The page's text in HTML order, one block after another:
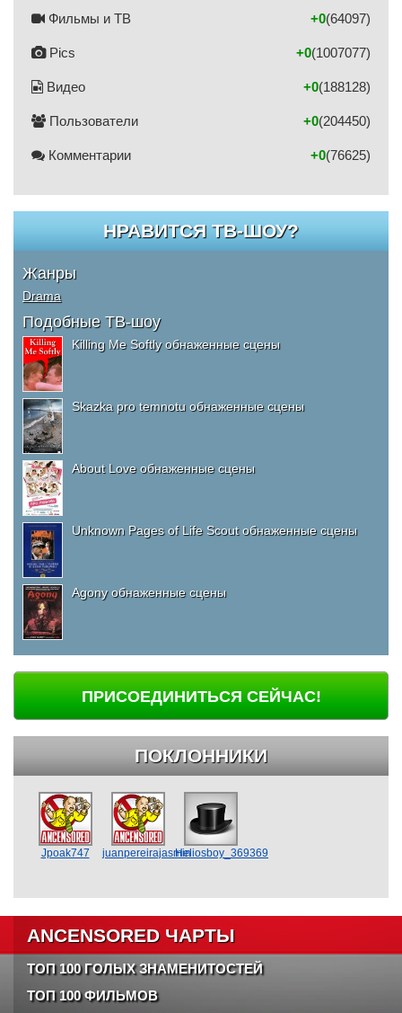
Фильмы и ТВ (64097)
+0
Pics (1007077)
+0
Видео (188128)
+0
Пользователи (204450)
+0
Комментарии (76625)
+0
НРАВИТСЯ ТВ-ШОУ?
Жанры
Drama
Подобные ТВ-шоу
Killing Me Softly обнаженные сцены
Skazka pro temnotu обнаженные сцены
About Love обнаженные сцены
Unknown Pages of Life Scout обнаженные сцены
Agony обнаженные сцены
ПРИСОЕДИНИТЬСЯ СЕЙЧАС!
ПОКЛОННИКИ
Jpoak747 juanpereirajasminHeliosboy_369369
ANCENSORED ЧАРТЫ
ТОП 100 ГОЛЫХ ЗНАМЕНИТОСТЕЙ
ТОП 100 ФИЛЬМОВ